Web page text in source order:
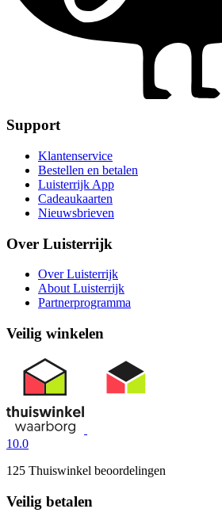
Support
Klantenservice
Bestellen en betalen
Luisterrijk App
Cadeaukaarten
Nieuwsbrieven
Over Luisterrijk
Over Luisterrijk
About Luisterrijk
Partnerprogramma
Veilig winkelen
10.0
125 Thuiswinkel beoordelingen
Veilig betalen